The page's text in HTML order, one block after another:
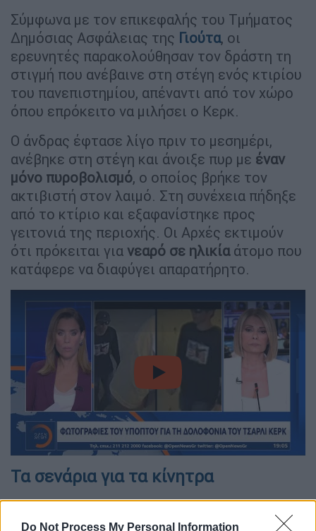
Do Not Process My Personal Information
Σύμφωνα με τον επικεφαλής του Τμήματος
Δημόσιας Ασφάλειας της Γιούτα, οι
ερευνητές παρακολούθησαν τον δράστη τη
στιγμή που ανέβαινε στη στέγη ενός κτιρίου
του πανεπιστημίου, απέναντι από τον χώρο
όπου επρόκειτο να μιλήσει ο Κερκ.
Ο άνδρας έφτασε λίγο πριν το μεσημέρι,
ανέβηκε στη στέγη και άνοιξε πυρ με έναν
μόνο πυροβολισμό, ο οποίος βρήκε τον
ακτιβιστή στον λαιμό. Στη συνέχεια πήδηξε
από το κτίριο και εξαφανίστηκε προς
γειτονιά της περιοχής. Οι Αρχές εκτιμούν
ότι πρόκειται για νεαρό σε ηλικίαάτομο που
κατάφερε να διαφύγει απαρατήρητο.
video
Τα σενάρια για τα κίνητρα